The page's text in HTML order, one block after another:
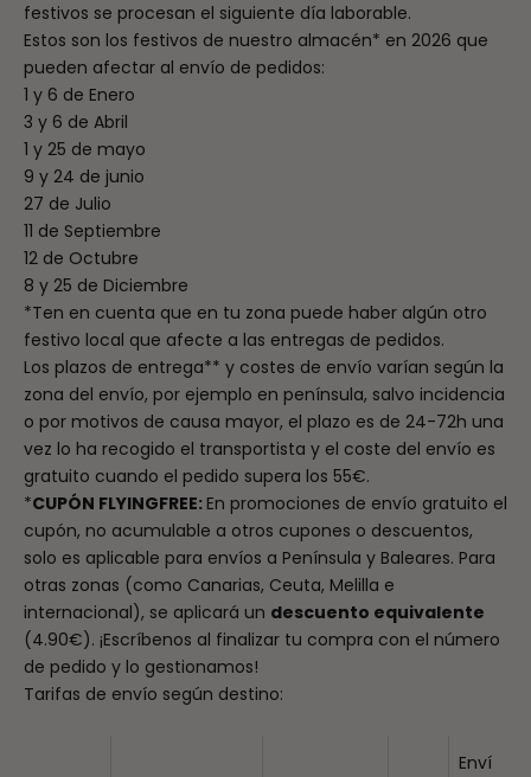
festivos se procesan el siguiente día laborable.
Estos son los festivos de nuestro almacén* en 2026 que
pueden afectar al envío de pedidos:
1 y 6 de Enero
3 y 6 de Abril
1 y 25 de mayo
9 y 24 de junio
27 de Julio
11 de Septiembre
12 de Octubre
8 y 25 de Diciembre
*Ten en cuenta que en tu zona puede haber algún otro
festivo local que afecte a las entregas de pedidos.
Los plazos de entrega** y costes de envío varían según la
zona del envío, por ejemplo en península, salvo incidencia
o por motivos de causa mayor, el plazo es de 24-72h una
vez lo ha recogido el transportista y el coste del envío es
gratuito cuando el pedido supera los 55€.
*CUPÓN FLYINGFREE:En promociones de envío gratuito el
cupón, no acumulable a otros cupones o descuentos,
solo es aplicable para envíos a Península y Baleares. Para
otras zonas (como Canarias, Ceuta, Melilla e
internacional), se aplicará un descuento equivalente
(4.90€). ¡Escríbenos al finalizar tu compra con el número
de pedido y lo gestionamos!
Tarifas de envío según destino:
Enví